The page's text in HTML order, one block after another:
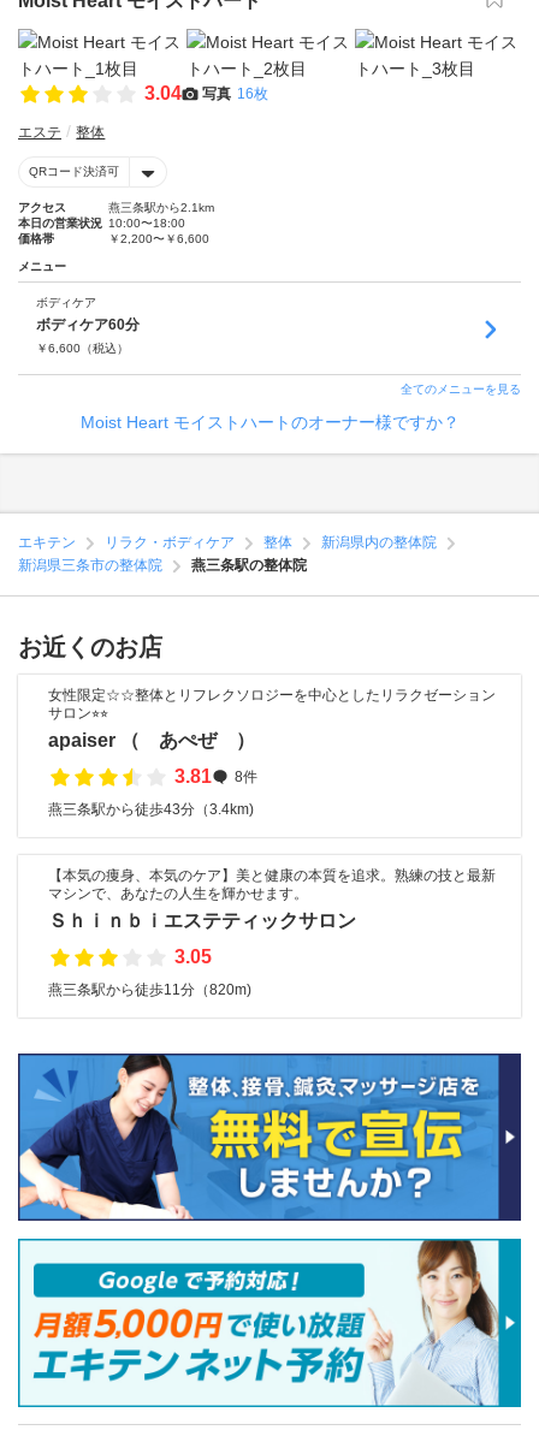
3.04 写真 16枚
エステ 整体
QRコード決済可
アクセス
燕三条駅から2.1km
本日の営業状況 10:00〜18:00
価格帯
￥2,200〜￥6,600
メニュー
ボディケア
ボディケア60分
￥6,600 （税込）
全てのメニューを見る
Moist Heart モイストハートのオーナー様ですか？
エキテン リラク・ボディケア 整体
新潟県内の整体院
新潟県三条市の整体院
燕三条駅の整体院
お近くのお店
女性限定☆☆整体とリフレクソロジーを中心としたリラクゼーション
サロン⭐︎⭐︎
apaiser （ あぺぜ ）
3.81
8件
燕三条駅から徒歩43分（3.4km)
【本気の痩身、本気のケア】美と健康の本質を追求。熟練の技と最新
マシンで、あなたの人生を輝かせます。
Ｓｈｉｎｂｉエステティックサロン
3.05
燕三条駅から徒歩11分（820m)